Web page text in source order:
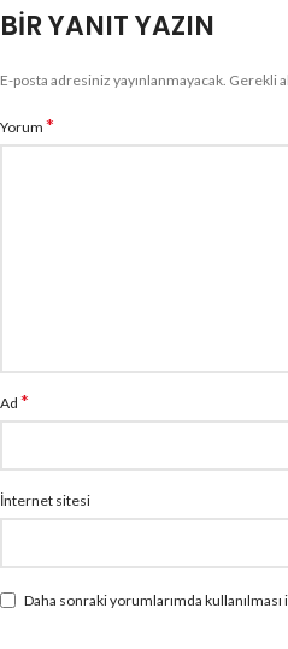
BIR YANIT YAZIN
E-posta adresiniz yayınlanmayacak. Gerekli
Yorum *
Ad *
İnternet sitesi
Daha sonraki yorumlarımda